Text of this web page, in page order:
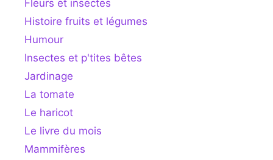
Fleurs et insectes
Histoire fruits et légumes
Humour
Insectes et p'tites bêtes
Jardinage
La tomate
Le haricot
Le livre du mois
Mammifères